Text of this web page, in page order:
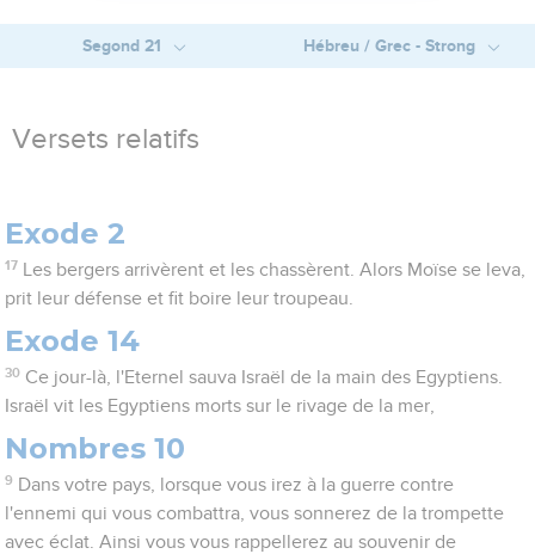
Segond 21 Hébreu / Grec - Strong
Versets relatifs
Exode 2
17
Les bergers arrivèrent et les chassèrent. Alors Moïse se leva,
prit leur défense et fit boire leur troupeau.
Exode 14
30 Ce jour-là, l'Eternel sauva Israël de la main des Egyptiens.
Israël vit les Egyptiens morts sur le rivage de la mer,
Nombres 10
9 Dans votre pays, lorsque vous irez à la guerre contre
l'ennemi qui vous combattra, vous sonnerez de la trompette
avec éclat. Ainsi vous vous rappellerez au souvenir de